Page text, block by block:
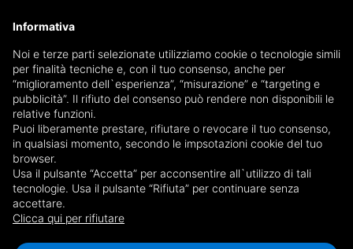
Receive a copy of the newspaper by mail
Choose newspaper
1 result for
Doberdò del Lago
Informativa
Noi e terze parti selezionate utilizziamo cookie o tecnologie simili
per finalità tecniche e, con il tuo consenso, anche per
“miglioramento dell`esperienza”, “misurazione” e “targeting e
pubblicità”. Il rifiuto del consenso può rendere non disponibili le
relative funzioni.
Puoi liberamente prestare, rifiutare o revocare il tuo consenso,
in qualsiasi momento, secondo le impsotazioni cookie del tuo
browser.
Usa il pulsante “Accetta” per acconsentire all`utilizzo di tali
tecnologie. Usa il pulsante “Rifiuta” per continuare senza
accettare.
Clicca qui per rifiutare